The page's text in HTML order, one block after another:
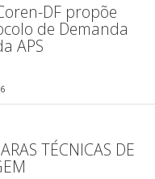
DF propõe
de Demanda
APS
TÉCNICAS DE